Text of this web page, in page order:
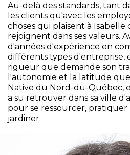
Au-delà des standards, tant
les clients qu'avec les
choses qui plaisent à Isabelle
rejoignent dans ses valeurs.
d'années d'expérience en
différents types d'entreprise,
rigueur que demande son
l'autonomie et la latitude
Native du Nord-du-Québec,
a su retrouver dans sa ville
pour se ressourcer,
jardiner.